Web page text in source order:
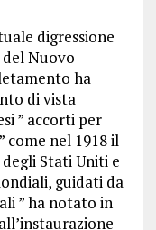
digressione
Nuovo
ha
di vista
” accorti per
come nel 1918 il
Stati Uniti e
guidati da
” ha notato in